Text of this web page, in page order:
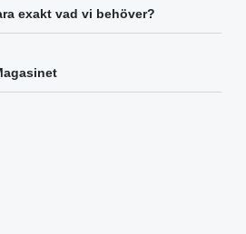
exakt vad vi behöver?